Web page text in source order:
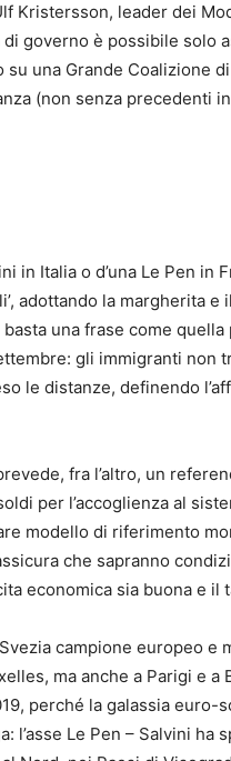
Kristersson, leader dei
governo è possibile solo
su una Grande Coalizione
(non senza precedenti
in Italia o d’una Le Pen in
adottando la margherita
una frase come
gli immigranti non
le distanze, definendo
fra l’altro, un
per l’accoglienza al
modello di riferimento
che sapranno
economica sia buona e il
campione europeo e
ma anche a Parigi e
perché la galassia euro-
l’asse Le Pen – Salvini ha